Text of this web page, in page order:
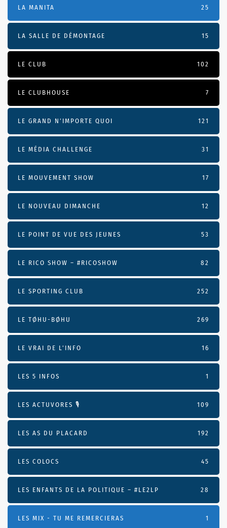
LA MANITA 25
LA SALLE DE DÉMONTAGE 15
LE CLUB 102
LE CLUBHOUSE 7
LE GRAND N’IMPORTE QUOI 121
LE MÉDIA CHALLENGE 31
LE MOUVEMENT SHOW 17
LE NOUVEAU DIMANCHE 12
LE POINT DE VUE DES JEUNES 53
LE RICO SHOW – #RICOSHOW 82
LE SPORTING CLUB 252
LE TØHU-BØHU 269
LE VRAI DE L’INFO 16
LES 5 INFOS 1
LES ACTUVORES 🎙 109
LES AS DU PLACARD 192
LES COLOCS 45
LES ENFANTS DE LA POLITIQUE – #LE2LP 28
LES MIX - TU ME REMERCIERAS 1